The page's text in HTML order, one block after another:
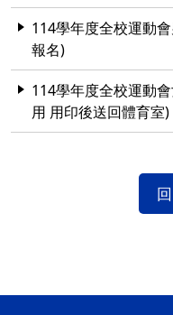
114學年度全校運動
報名)
114學年度全校運動
用 用印後送回體育室)